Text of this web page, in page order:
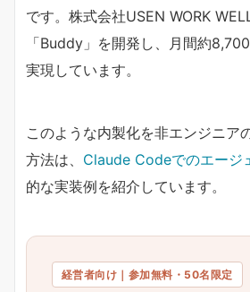
です。株式会社USEN WORK
「Buddy」を開発し、月間約
実現しています。
このような内製化を非エンジニア
方法は、 Claude Codeでのエージ
的な実装例を紹介しています。
経営者向け｜参加無料・50名限定